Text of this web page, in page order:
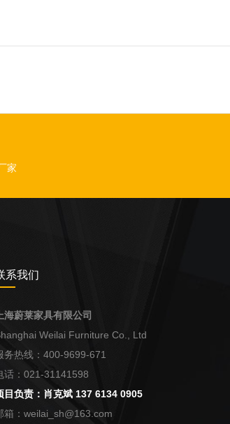
家
系我们
上海蔚莱家具有限公司
Weilai Furniture Co., Ltd
务热线：400-9699-671
话：021-31141598
目负责：肖克斌 137 6134 0905
箱：weilai_sh@163.com